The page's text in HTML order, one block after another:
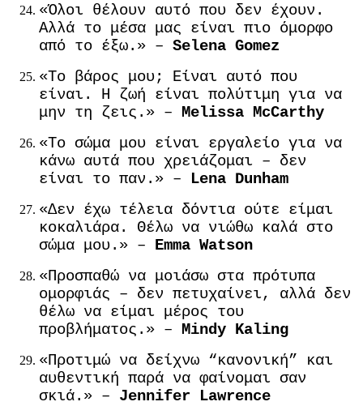
«Όλοι θέλουν αυτό που δεν έχουν.
Αλλά το μέσα μας είναι πιο όμορφο
από το έξω.» – Selena Gomez
«Το βάρος μου; Είναι αυτό που
είναι. Η ζωή είναι πολύτιμη για να
μην τη ζεις.» – Melissa McCarthy
«Το σώμα μου είναι εργαλείο για να
κάνω αυτά που χρειάζομαι – δεν
είναι το παν.» – Lena Dunham
«Δεν έχω τέλεια δόντια ούτε είμαι
κοκαλιάρα. Θέλω να νιώθω καλά στο
σώμα μου.» – Emma Watson
«Προσπαθώ να μοιάσω στα πρότυπα
ομορφιάς – δεν πετυχαίνει, αλλά δεν
θέλω να είμαι μέρος του
προβλήματος.» – Mindy Kaling
«Προτιμώ να δείχνω “κανονική” και
αυθεντική παρά να φαίνομαι σαν
σκιά.» – Jennifer Lawrence